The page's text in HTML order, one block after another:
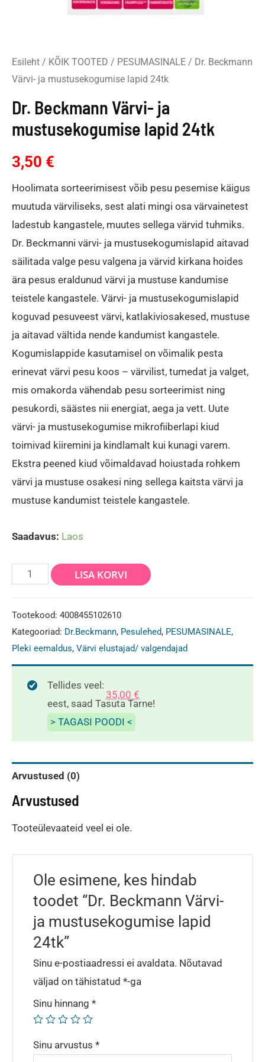
Esileht / KÕIK TOOTED / PESUMASINALE / Dr. Beckmann
Värvi- ja mustusekogumise lapid 24tk
Dr. Beckmann Värvi- ja
mustusekogumise lapid 24tk
3,50 €
Hoolimata sorteerimisest võib pesu pesemise käigus
muutuda värviliseks, sest alati mingi osa värvainetest
ladestub kangastele, muutes sellega värvid tuhmiks.
Dr. Beckmanni värvi- ja mustusekogumislapid aitavad
säilitada valge pesu valgena ja värvid kirkana hoides
ära pesus eraldunud värvi ja mustuse kandumise
teistele kangastele. Värvi- ja mustusekogumislapid
koguvad pesuveest värvi, katlakiviosakesed, mustuse
ja aitavad vältida nende kandumist kangastele.
Kogumislappide kasutamisel on võimalik pesta
erinevat värvi pesu koos – värvilist, tumedat ja valget,
mis omakorda vähendab pesu sorteerimist ning
pesukordi, säästes nii energiat, aega ja vett. Uute
värvi- ja mustusekogumise mikrofiiberlapi kiud
toimivad kiiremini ja kindlamalt kui kunagi varem.
Ekstra peened kiud võimaldavad hoiustada rohkem
värvi ja mustuse osakesi ning sellega kaitsta värvi ja
mustuse kandumist teistele kangastele.
Saadavus: Laos
Värvi-
ja
mustusekogumise
lapid
24tk
LISA KORVI
Tootekood: 4008455102610
Kategooriad: Dr.Beckmann, Pesulehed, PESUMASINALE,
Pleki eemaldus, Värvi elustajad/ valgendajad
Tellides veel:
35,00 €
eest, saad Tasuta Tarne!
> TAGASI POODI <
Arvustused (0)
Arvustused
Tooteülevaateid veel ei ole.
Ole esimene, kes hindab
toodet “Dr. Beckmann Värvi-
ja mustusekogumise lapid
24tk”
Sinu e-postiaadressi ei avaldata. Nõutavad
väljad on tähistatud *-ga
Sinu hinnang *
Sinu arvustus *